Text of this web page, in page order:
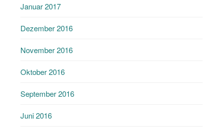
Januar 2017
Dezember 2016
November 2016
Oktober 2016
September 2016
Juni 2016